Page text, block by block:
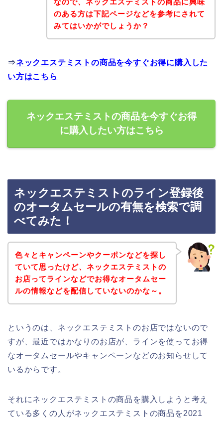
なので、ネックエステミストの商品に興味
のある方は下記ページなどを参考にされて
みてはいかがでしょうか？
⇒ネックエステミストの商品を今すぐお得に購入した
い方はこちら
ネックエステミストの商品を今すぐお得
に購入したい方はこちら
ネックエステミストのライン登録後
のオータムセールの有無を検索で調
べてみた！
色々とキャンペーンやクーポンなどを探し
ていて思ったけど、ネックエステミストの
お店ってラインなどでお得なオータムセー
ルの情報などを配信していないのかな～。
というのは、ネックエステミストのお店ではないので
すが、最近ではかなりのお店が、ラインを使ってお得
なオータムセールやキャンペーンなどのお知らせして
いるからです。
それにネックエステミストの商品を購入しようと考え
ている多くの人がネックエステミストの商品を2021